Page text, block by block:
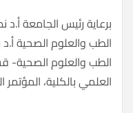
برعاية رئيس الجامعة
الطب والعلوم الصحية
الطب والعلوم الصحية-
العلمي بالكلية، المؤتمر